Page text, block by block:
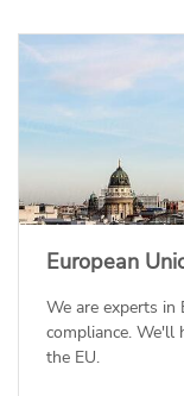
European
We are experts in
compliance. We'll
the EU.